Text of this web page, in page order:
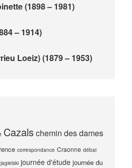
(1898 – 1981)
– 1914)
Loeiz) (1879 – 1953)
Cazals chemin des dames
correspondance Craonne débat
jagielski journée d'étude journée du